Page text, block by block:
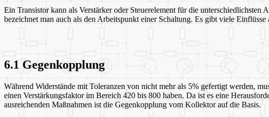
Ein Transistor kann als Verstärker oder Steuerelement für die
bezeichnet man auch als den Arbeitspunkt einer Schaltung. Es gibt viele
6.1 Gegenkopplung
Während Widerstände mit Toleranzen von nicht mehr als 5% gefertigt werden,
einen Verstärkungsfaktor im Bereich 420 bis 800 haben. Da ist es eine
ausreichenden Maßnahmen ist die Gegenkopplung vom Kollektor auf die Basis.